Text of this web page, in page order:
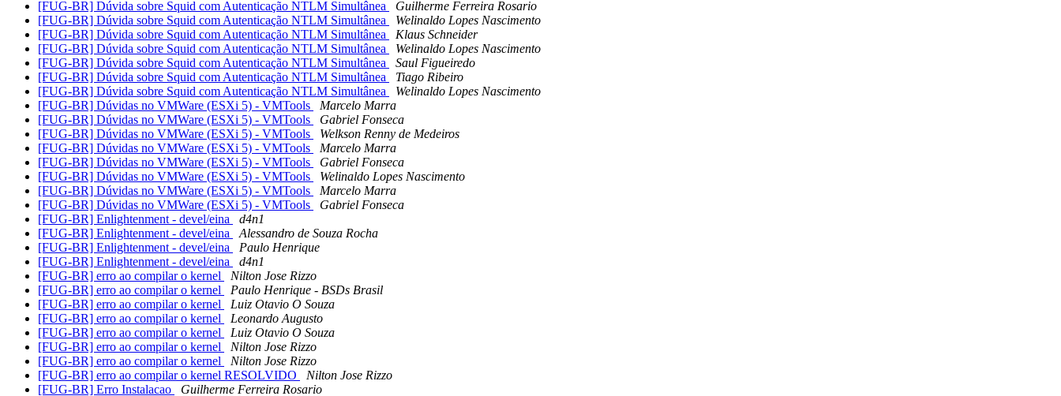
[FUG-BR] Dúvida sobre Squid com Autenticação NTLM Simultânea
Guilherme Ferreira Rosario
[FUG-BR] Dúvida sobre Squid com Autenticação NTLM Simultânea
Welinaldo Lopes Nascimento
[FUG-BR] Dúvida sobre Squid com Autenticação NTLM Simultânea
Klaus Schneider
[FUG-BR] Dúvida sobre Squid com Autenticação NTLM Simultânea
Welinaldo Lopes Nascimento
[FUG-BR] Dúvida sobre Squid com Autenticação NTLM Simultânea
Saul Figueiredo
[FUG-BR] Dúvida sobre Squid com Autenticação NTLM Simultânea
Tiago Ribeiro
[FUG-BR] Dúvida sobre Squid com Autenticação NTLM Simultânea
Welinaldo Lopes Nascimento
[FUG-BR] Dúvidas no VMWare (ESXi 5) - VMTools
Marcelo Marra
[FUG-BR] Dúvidas no VMWare (ESXi 5) - VMTools
Gabriel Fonseca
[FUG-BR] Dúvidas no VMWare (ESXi 5) - VMTools
Welkson Renny de Medeiros
[FUG-BR] Dúvidas no VMWare (ESXi 5) - VMTools
Marcelo Marra
[FUG-BR] Dúvidas no VMWare (ESXi 5) - VMTools
Gabriel Fonseca
[FUG-BR] Dúvidas no VMWare (ESXi 5) - VMTools
Welinaldo Lopes Nascimento
[FUG-BR] Dúvidas no VMWare (ESXi 5) - VMTools
Marcelo Marra
[FUG-BR] Dúvidas no VMWare (ESXi 5) - VMTools
Gabriel Fonseca
[FUG-BR] Enlightenment - devel/eina
d4n1
[FUG-BR] Enlightenment - devel/eina
Alessandro de Souza Rocha
[FUG-BR] Enlightenment - devel/eina
Paulo Henrique
[FUG-BR] Enlightenment - devel/eina
d4n1
[FUG-BR] erro ao compilar o kernel
Nilton Jose Rizzo
[FUG-BR] erro ao compilar o kernel
Paulo Henrique - BSDs Brasil
[FUG-BR] erro ao compilar o kernel
Luiz Otavio O Souza
[FUG-BR] erro ao compilar o kernel
Leonardo Augusto
[FUG-BR] erro ao compilar o kernel
Luiz Otavio O Souza
[FUG-BR] erro ao compilar o kernel
Nilton Jose Rizzo
[FUG-BR] erro ao compilar o kernel
Nilton Jose Rizzo
[FUG-BR] erro ao compilar o kernel RESOLVIDO
Nilton Jose Rizzo
[FUG-BR] Erro Instalacao
Guilherme Ferreira Rosario